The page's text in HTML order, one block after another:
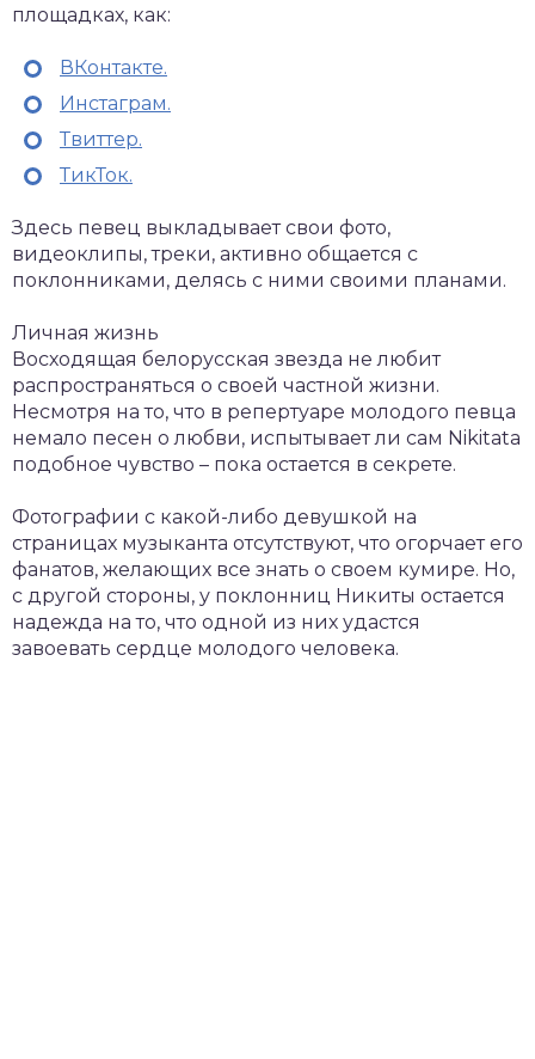
площадках, как:
ВКонтакте.
Инстаграм.
Твиттер.
ТикТок.
Здесь певец выкладывает свои фото,
видеоклипы, треки, активно общается с
поклонниками, делясь с ними своими планами.
Личная жизнь
Восходящая белорусская звезда не любит
распространяться о своей частной жизни.
Несмотря на то, что в репертуаре молодого певца
немало песен о любви, испытывает ли сам Nikitata
подобное чувство – пока остается в секрете.
Фотографии с какой-либо девушкой на
страницах музыканта отсутствуют, что огорчает его
фанатов, желающих все знать о своем кумире. Но,
с другой стороны, у поклонниц Никиты остается
надежда на то, что одной из них удастся
завоевать сердце молодого человека.